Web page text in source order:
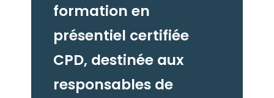
formation en
présentiel certifiée
CPD, destinée aux
responsables de